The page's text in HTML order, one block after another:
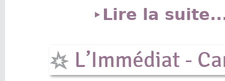
Lire la
L’Immédiat -